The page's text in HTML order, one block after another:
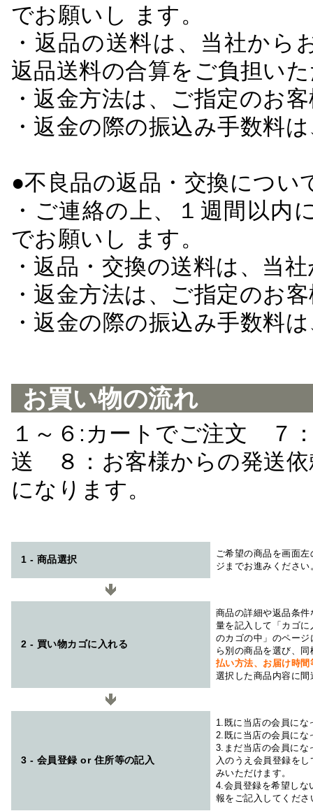
でお願いし ます。
・返品の送料は、当社か
返品送料の合算をご負担い
・返金方法は、ご指定のお
・返金の際の振込み手数料
●不良品の返品・交換につい
・ご連絡の上、１週間以
でお願いし ます。
・返品・交換の送料は、当
・返金方法は、ご指定のお
・返金の際の振込み手数料
お買い物の流れ
１～６:カートでご注文 ７
送 ８：お客様からの発送
になります。
1 - 商品選択
ご希望の商品を画面
ジまでお進みください
2 - 買い物カゴに入れる
商品の詳細や返品条
量を記入して「カゴ
のカゴの中」のペー
ら別の商品を選び、
払い方法、お届け時
選択した商品内容に
3 - 会員登録 or 住所等の記入
1.既に当店の会員にな
2.既に当店の会員にな
3.まだ当店の会員にな
入のうえ会員登録を
みいただけます。
4.会員登録を希望しな
報をご記入してくださ